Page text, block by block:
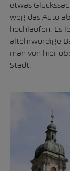
etwas
weg das Auto
hochlaufen. Es
altehrwürdige
man von hier
Stadt.